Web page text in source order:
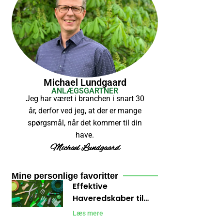
Michael Lundgaard
ANLÆGSGARTNER
Jeg har været i branchen i snart 30
år, derfor ved jeg, at der er mange
spørgsmål, når det kommer til din
have.
Michael Lundgaard
Mine personlige favoritter
Effektive
Haveredskaber til
Ukrudt: Sådan Holder
Læs mere